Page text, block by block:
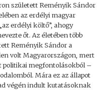
született Reményik Sándor
az erdélyi magyar
erdélyi költő”, ahogy
őt. Az életében több
Reményik Sándor a
volt Magyarországon, mert
politikai megfontolásokból –
Mára ez az állapot
végén indult kutatásoknak